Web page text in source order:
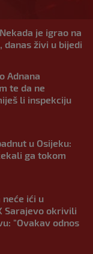
je igrao na
danas živi u bijedi
Adnana
te da ne
li inspekciju
u Osijeku:
ga tokom
ići u
Sarajevo okrivili
"Ovakav odnos